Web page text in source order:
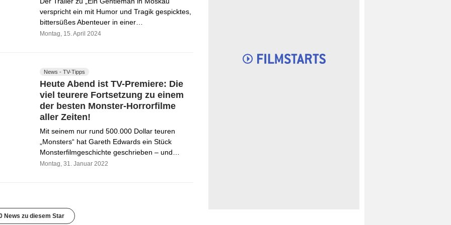
verspricht ein mit Humor und Tragik gespicktes,
bittersüßes Abenteuer in einer…
Montag, 15. April 2024
News - TV-Tipps
Heute Abend ist TV-Premiere: Die
viel teurere Fortsetzung zu einem
der besten Monster-Horrorfilme
aller Zeiten!
Mit seinem nur rund 500.000 Dollar teuren
„Monsters“ hat Gareth Edwards ein Stück
Monsterfilmgeschichte geschrieben – und…
Montag, 31. Januar 2022
News zu diesem Star